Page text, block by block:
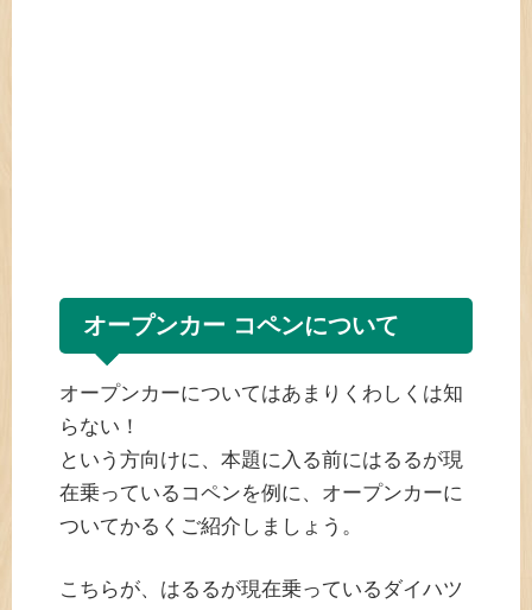
オープンカー コペンについて
オープンカーについてはあまりくわしくは知
らない！
という方向けに、本題に入る前にはるるが現
在乗っているコペンを例に、オープンカーに
ついてかるくご紹介しましょう。
こちらが、はるるが現在乗っているダイハツ